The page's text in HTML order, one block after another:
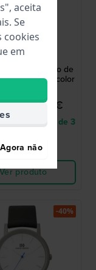
Design
IQ65Q1235
40 mm Relógio de
com design bicolor
€ 54,95 €
num prazo de 3
Comparar
Ver produto
-40%
aceita
Se
cookies
em
Agora não